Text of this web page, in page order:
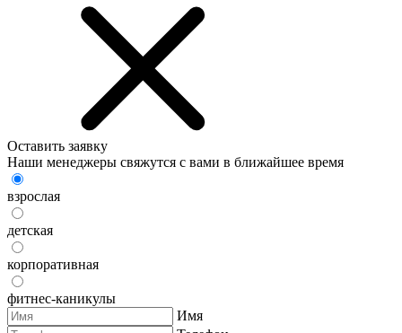
Оставить заявку
Наши менеджеры свяжутся с вами в ближайшее время
взрослая
детская
корпоративная
фитнес-каникулы
Имя